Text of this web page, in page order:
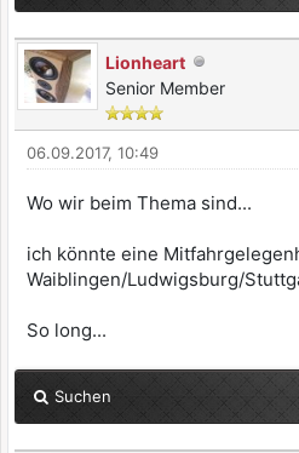
Lionheart
Senior Member
06.09.2017, 10:49
Wo wir beim Thema sind...
ich könnte eine
Waiblingen/Ludwigsburg/
So long...
Suchen